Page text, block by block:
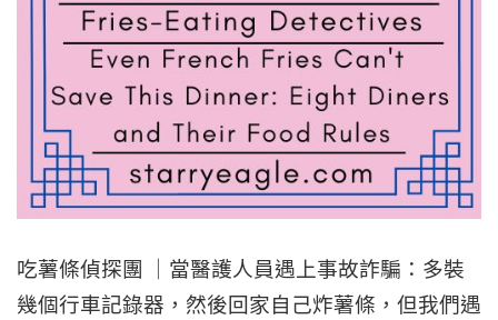
加
班
工
作
｜
SUNDAY,
22,
2026
吃薯條偵探團 ｜當醫護人員遇上事故詐騙：多裝
幾個行車記錄器，然後回家自己炸薯條，但我們遇